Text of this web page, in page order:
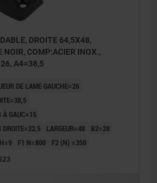
DROITE 64,5X48,
COMP:ACIER INOX.,
A4=38,5
DE LAME GAUCHE=26
À GAUC=15
DROITE=22,5
LARGEUR=48
B2=28
H=9 F1 N=800 F2 (N) =350